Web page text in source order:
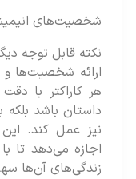
شخصیت‌های انیمیشن
نکته قابل توجه دیگر در
ارائه‌ شخصیت‌ها و
هر کاراکتر با دقت
داستان باشد بلکه به
نیز عمل کند. این
اجازه می‌دهد تا با
زندگی‌های آن‌ها سهیم